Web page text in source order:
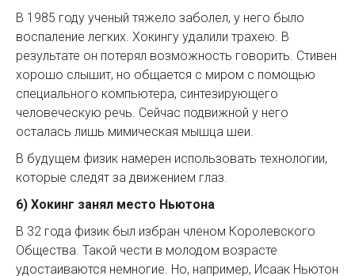
В 1985 году ученый тяжело заболел, у него было
воспаление легких. Хокингу удалили трахею. В
результате он потерял возможность говорить. Стивен
хорошо слышит, но общается с миром с помощью
специального компьютера, синтезирующего
человеческую речь. Сейчас подвижной у него
осталась лишь мимическая мышца шеи.
В будущем физик намерен использовать технологии,
которые следят за движением глаз.
6) Хокинг занял место Ньютона
В 32 года физик был избран членом Королевского
Общества. Такой чести в молодом возрасте
удостаиваются немногие. Но, например, Исаак Ньютон